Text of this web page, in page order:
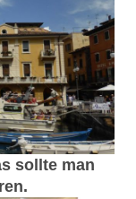
sollte man